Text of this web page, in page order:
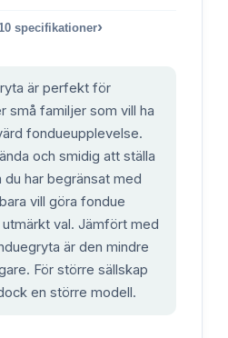
10 specifikationer›
är perfekt för
små familjer som vill ha
fondueupplevelse.
och smidig att ställa
du har begränsat med
vill göra fondue
val. Jämfört med
är den mindre
För större sällskap
en större modell.